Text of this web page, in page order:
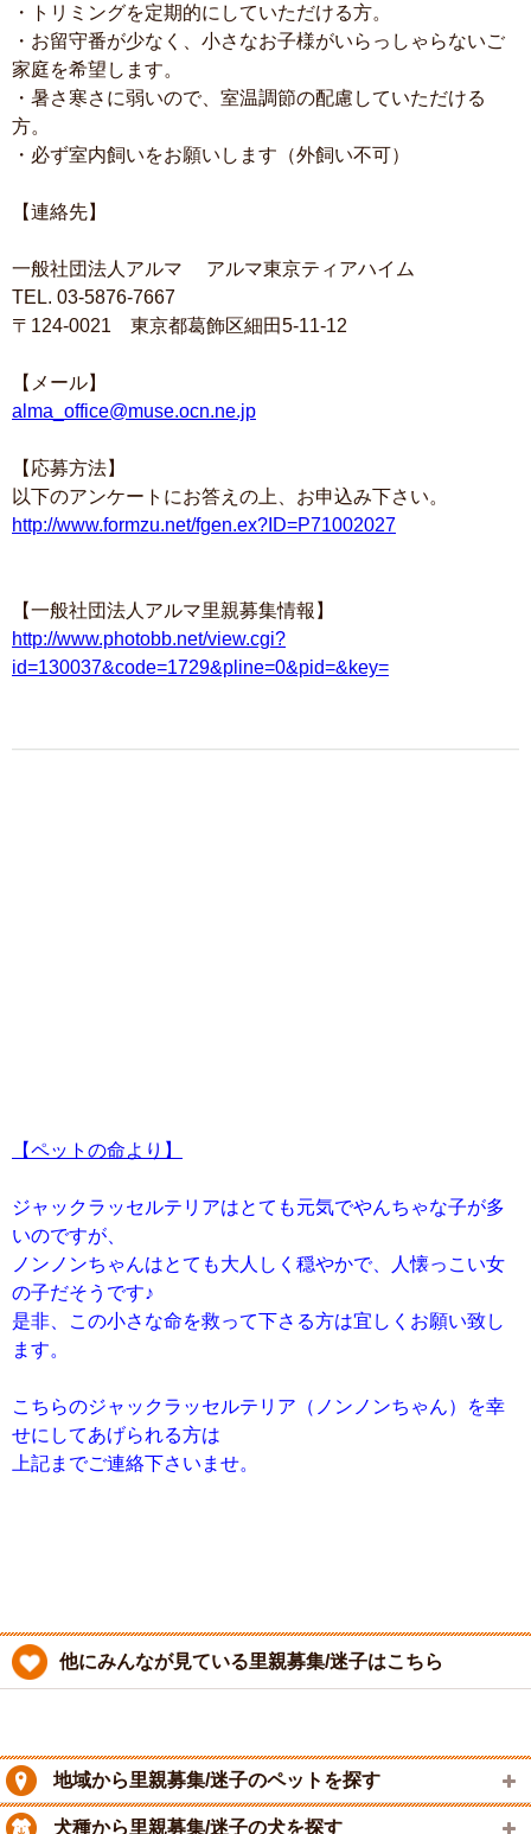
・トリミングを定期的にしていただける方。
・お留守番が少なく、小さなお子様がいらっしゃらないご
家庭を希望します。
・暑さ寒さに弱いので、室温調節の配慮していただける
方。
・必ず室内飼いをお願いします（外飼い不可）
【連絡先】
一般社団法人アルマ アルマ東京ティアハイム
TEL. 03-5876-7667
〒124-0021 東京都葛飾区細田5-11-12
【メール】
alma_office@muse.ocn.ne.jp
【応募方法】
以下のアンケートにお答えの上、お申込み下さい。
http://www.formzu.net/fgen.ex?ID=P71002027
【一般社団法人アルマ里親募集情報】
http://www.photobb.net/view.cgi?
id=130037&code=1729&pline=0&pid=&key=
【ペットの命より】
ジャックラッセルテリアはとても元気でやんちゃな子が多
いのですが、
ノンノンちゃんはとても大人しく穏やかで、人懐っこい女
の子だそうです♪
是非、この小さな命を救って下さる方は宜しくお願い致し
ます。
こちらのジャックラッセルテリア（ノンノンちゃん）を幸
せにしてあげられる方は
上記までご連絡下さいませ。
他にみんなが見ている里親募集/迷子はこちら
地域から里親募集/迷子のペットを探す
犬種から里親募集/迷子の犬を探す